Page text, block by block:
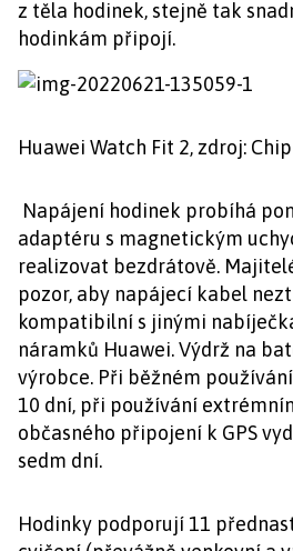
z těla hodinek, stejně tak
hodinkám připojí.
Huawei Watch Fit 2, zdroj: Chip
Napájení hodinek probíhá
adaptéru s magnetickým
realizovat bezdrátově.
pozor, aby napájecí kabel
kompatibilní s jinými
náramků Huawei. Výdrž na
výrobce. Při běžném
10 dní, při používání
občasného připojení k GPS
sedm dní.
Hodinky podporují 11